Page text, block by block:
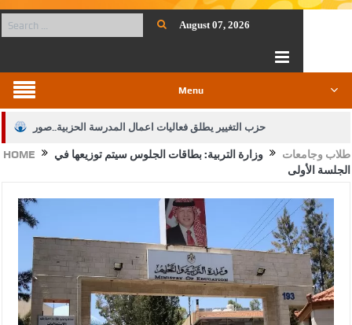
August 07, 2026
Menu
حزب التغيير يطلق فعاليات اعمال المدرسة الحزبية..صور
الجيش يفتح باب التجنيد لحملة البكالوريوس في الحقوق والقانون
الإسلامية والمسيحية
الأمن يتلف 16 مليون حبة كبتاجون و1480 كغم مواد مخدرة
النواب يقر مشروع تعديل قانون الملكية العقارية
القاضي يلتقي رؤساء تحرير الصحف اليومية ويؤكد حرص مجلس النواب
HOME طلاب وجامعات
وزارة التربية: بطاقات الجلوس سيتم توزيعها في
الجلسة الأولى